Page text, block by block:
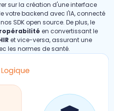
sur la création d'une interface
votre backend avec l'IA, connecté
SDK open source. De plus, le
en convertissant le
et vice-versa, assurant une
les normes de santé.